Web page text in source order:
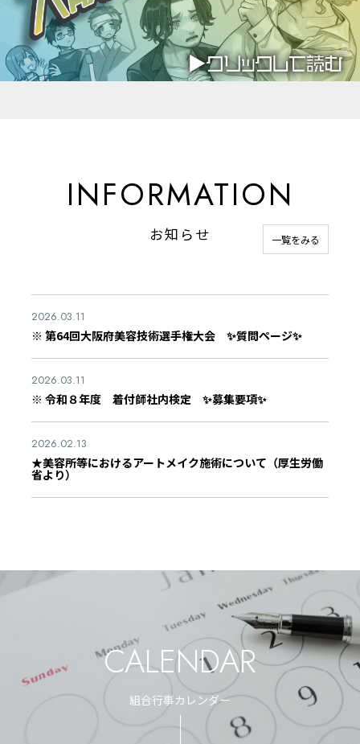
INFORMATION
お知らせ 一覧をみる
2026.03.11
※ 第64回大阪府美容技術選手権大会 ✨質問ページ✨
2026.03.11
※ 令和８年度 着付師社内検定 ✨募集要項✨
2026.02.13
★美容所等におけるアートメイク施術について（厚生労働
省より）
CALENDAR
組合行事カレンダー